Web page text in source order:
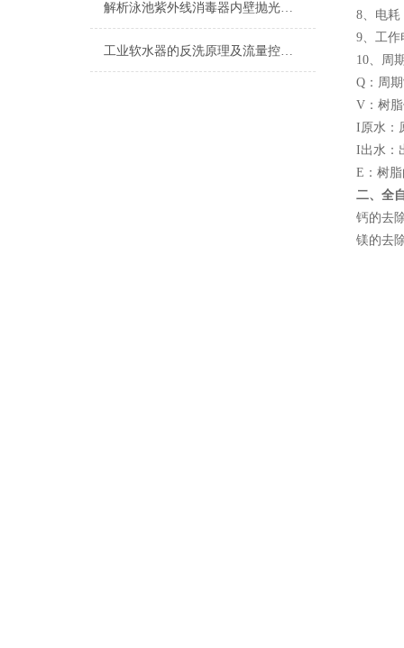
解析泳池紫外线消毒器内壁抛光之谜
工业软水器的反洗原理及流量控制说明
8、电耗
9、工作
10、周
Q ：周
V ：树
I原水：
I出水：
E ：树
二、全
钙的去
镁的去